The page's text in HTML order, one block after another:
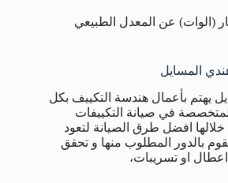
(الوات) عن المعدل الطبيعي
المسايل
يهتم بأعمال هندسة التكييف بكل
في صيانة التكييفات
افضل طرق الصيانة لتعود
بالدور المطلوب منها و تحقق
او تسريبات،